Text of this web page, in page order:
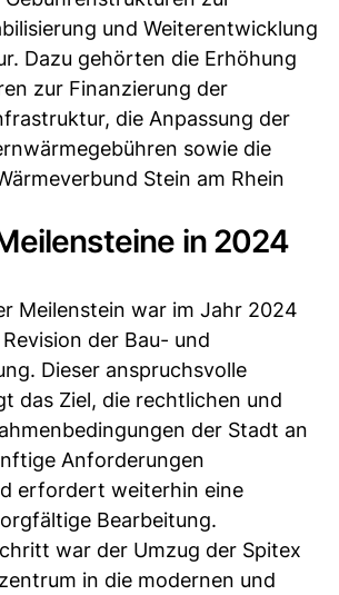
und Weiterentwicklung
Dazu gehörten die Erhöhung
zur Finanzierung der
die Anpassung der
sowie die
Stein am Rhein
in 2024
Meilenstein war im Jahr 2024
der Bau- und
Dieser anspruchsvolle
das Ziel, die rechtlichen und
der Stadt an
Anforderungen
erfordert weiterhin eine
Bearbeitung.
war der Umzug der Spitex
in die modernen und